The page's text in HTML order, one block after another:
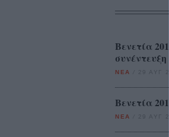
Βενετία
ΝΕΑ 29 ΑΥΓ
Βενετία
ΝΕΑ 29 ΑΥΓ